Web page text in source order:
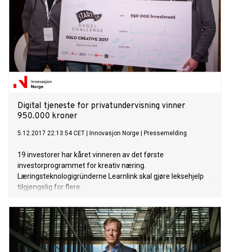
Digital tjeneste for privatundervisning vinner
950.000 kroner
5.12.2017 22:13:54 CET Innovasjon Norge Pressemelding
19 investorer har kåret vinneren av det første
investorprogrammet for kreativ næring.
Læringsteknologigründerne Learnlink skal gjøre leksehjelp
tilgjengelig for flere.